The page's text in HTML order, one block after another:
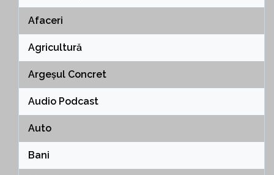
Afaceri
Agricultură
Argeșul Concret
Audio Podcast
Auto
Bani